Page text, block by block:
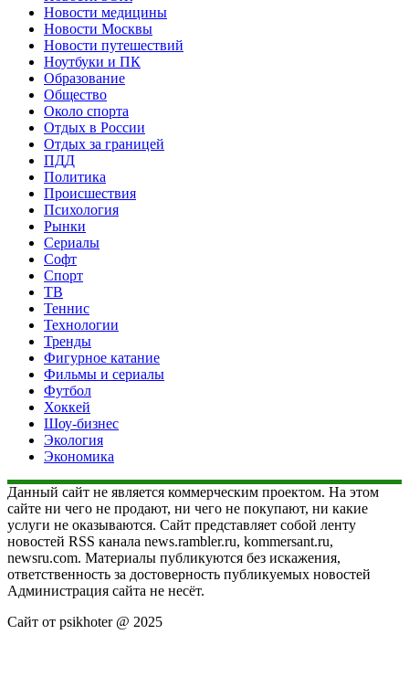
Новости медицины
Новости Москвы
Новости путешествий
Ноутбуки и ПК
Образование
Общество
Около спорта
Отдых в России
Отдых за границей
ПДД
Политика
Происшествия
Психология
Рынки
Сериалы
Софт
Спорт
ТВ
Теннис
Технологии
Тренды
Фигурное катание
Фильмы и сериалы
Футбол
Хоккей
Шоу-бизнес
Экология
Экономика
Данный сайт не является коммерческим проектом. На этом
сайте ни чего не продают, ни чего не покупают, ни какие
услуги не оказываются. Сайт представляет собой ленту
новостей RSS канала news.rambler.ru, kommersant.ru,
newsru.com. Материалы публикуются без искажения,
ответственность за достоверность публикуемых новостей
Администрация сайта не несёт.
Сайт от psikhoter @ 2025